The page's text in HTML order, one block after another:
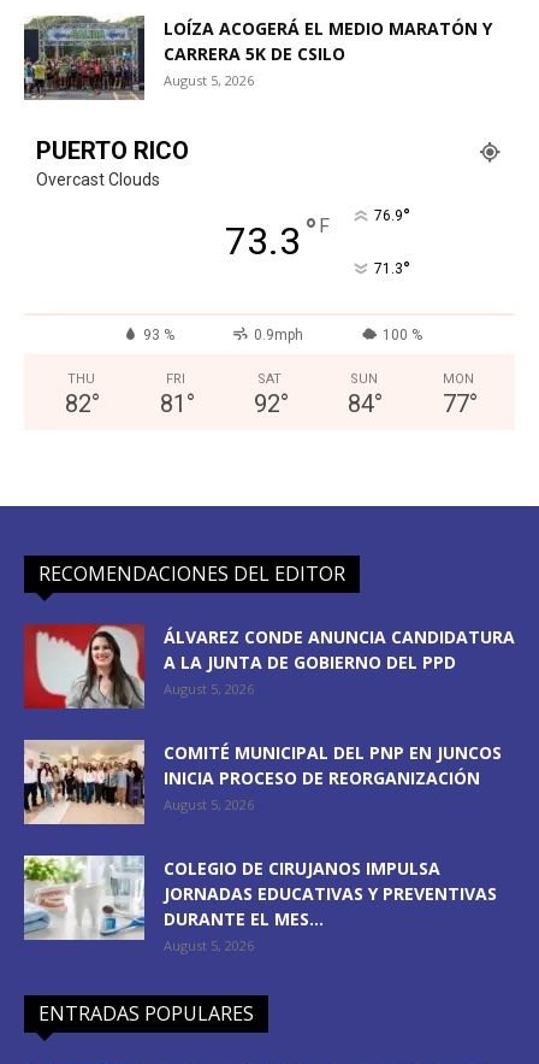
LOÍZA ACOGERÁ EL MEDIO MARATÓN Y
CARRERA 5K DE CSILO
August 5, 2026
PUERTO RICO
Overcast Clouds
73.3 ° F 76.9°
71.3°
93 % 0.9mph 100 %
THU
82°
FRI
81 °
SAT
92°
SUN
84°
MON
77°
RECOMENDACIONES DEL EDITOR
ÁLVAREZ CONDE ANUNCIA CANDIDATURA
A LA JUNTA DE GOBIERNO DEL PPD
August 5, 2026
COMITÉ MUNICIPAL DEL PNP EN JUNCOS
INICIA PROCESO DE REORGANIZACIÓN
August 5, 2026
COLEGIO DE CIRUJANOS IMPULSA
JORNADAS EDUCATIVAS Y PREVENTIVAS
DURANTE EL MES...
August 5, 2026
ENTRADAS POPULARES